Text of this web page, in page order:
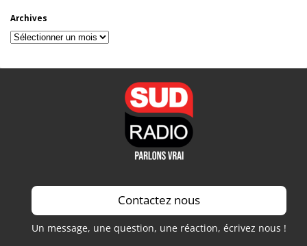
Archives
Archives
Contactez nous
Un message, une question, une réaction, écrivez nous !